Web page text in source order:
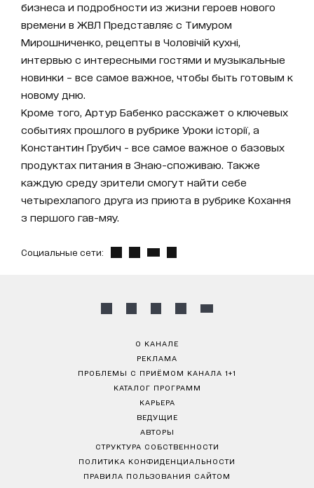
бизнеса и подробности из жизни героев нового
времени в ЖВЛ Представляє с Тимуром
Мирошниченко, рецепты в Чоловічій кухні,
интервью с интересными гостями и музыкальные
новинки – все самое важное, чтобы быть готовым к
новому дню.
Кроме того, Артур Бабенко расскажет о ключевых
событиях прошлого в рубрике Уроки історії, а
Константин Грубич - все самое важное о базовых
продуктах питания в Знаю-споживаю. Также
каждую среду зрители смогут найти себе
четырехлапого друга из приюта в рубрике Кохання
з першого гав-мяу.
Социальные сети:
О КАНАЛЕ
РЕКЛАМА
ПРОБЛЕМЫ С ПРИЁМОМ КАНАЛА 1+1
КАТАЛОГ ПРОГРАММ
КАРЬЕРА
ВЕДУЩИЕ
АВТОРЫ
СТРУКТУРА СОБСТВЕННОСТИ
ПОЛИТИКА КОНФИДЕНЦИАЛЬНОСТИ
ПРАВИЛА ПОЛЬЗОВАНИЯ САЙТОМ